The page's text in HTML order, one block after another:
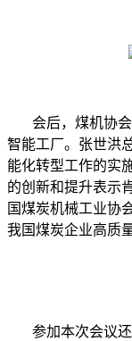
会后，煤机协会
智能工厂。张世洪
能化转型工作的实
的创新和提升表示
国煤炭机械工业协
我国煤炭企业高质
参加本次会议还